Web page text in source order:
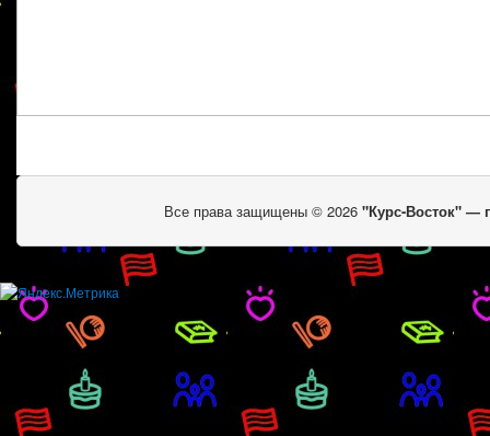
Все права защищены © 2026 "Курс-Восток" —